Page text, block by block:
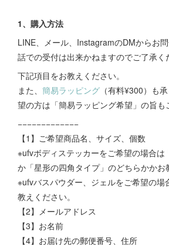
1、購入方法
LINE、メール、InstagramのDMからお
話での受付は出来かねますのでご了承く
下記項目をお教えください。
また、 簡易ラッピング （有料¥300）も
望の方は「簡易ラッピング希望」の旨も
−−−−−−−−−−−−−
【1】ご希望商品名、サイズ、個数
※ufvボディステッカーをご希望の場合は
か「星形の四角タイプ」のどちらかかお
※ufvバスパウダー、ジェルをご希望の場
教えください。
【2】メールアドレス
【3】お名前
【4】お届け先の郵便番号、住所